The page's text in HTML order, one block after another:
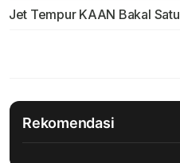
Jet Tempur KAAN Bakal
Rekomendasi